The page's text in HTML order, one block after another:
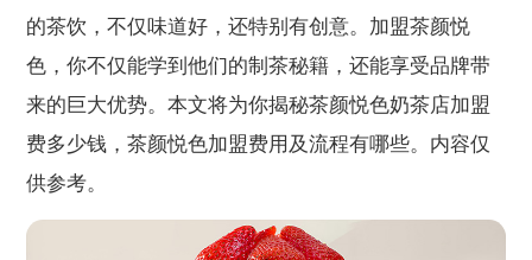
的茶饮，不仅味道好，还特别有创意。加盟茶颜悦
色，你不仅能学到他们的制茶秘籍，还能享受品牌带
来的巨大优势。本文将为你揭秘茶颜悦色奶茶店加盟
费多少钱，茶颜悦色加盟费用及流程有哪些。内容仅
供参考。